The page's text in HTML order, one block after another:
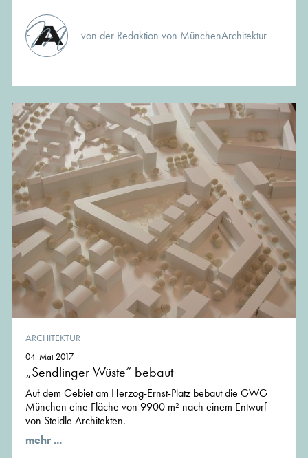
von der Redaktion von MünchenArchitektur
ARCHITEKTUR
04. Mai 2017
„Sendlinger Wüste“ bebaut
Auf dem Gebiet am Herzog-Ernst-Platz bebaut die GWG
München eine Fläche von 9900 m² nach einem Entwurf
von Steidle Architekten.
mehr ...